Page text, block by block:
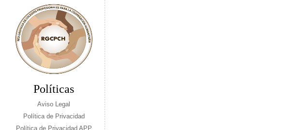
Políticas
Aviso Legal
Política de Privacidad
Política de Privacidad APP